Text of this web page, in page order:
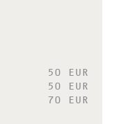
50 EUR
50 EUR
70 EUR